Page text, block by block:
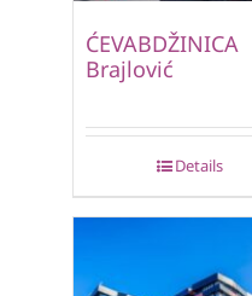
ĆEVABDŽINICA
Brajlović
Details